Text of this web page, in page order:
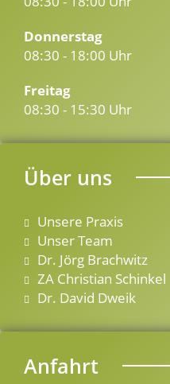
Donnerstag
08:30 - 18:00 Uhr
Freitag
08:30 - 15:30 Uhr
Über uns
Unsere Praxis
Unser Team
Dr. Jörg Brachwitz
ZA Christian Schinkel
Dr. David Dweik
Anfahrt